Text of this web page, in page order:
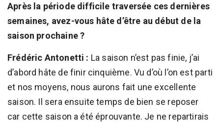
Après la période difficile traversée ces dernières
semaines, avez-vous hâte d’être au début de la
saison prochaine ?
Frédéric Antonetti : La saison n’est pas finie, j’ai
d’abord hâte de finir cinquième. Vu d’où l’on est parti
et nos moyens, nous aurons fait une excellente
saison. Il sera ensuite temps de bien se reposer
car cette saison a été éprouvante. Je ne repartirais